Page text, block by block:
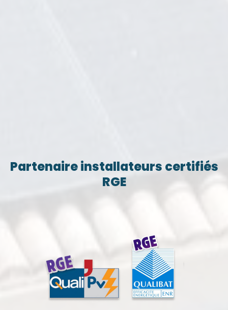
Partenaire installateurs certifiés
RGE